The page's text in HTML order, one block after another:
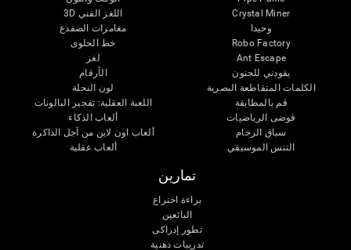
Crystal Miner
وحيدا
Robo Factory
Ant Escape
يقودني للجنون
الكلمات المتقاطعة البصرية
قم بالمطابقة
فوضى الرياضيات
سباق الرخام
التنس الموسيقي
اللغز الفني 3D
مغامرات الضفدع
خط الحلوى
لغز
الأرقام
لون النحلة
اللعبة العقلية: تفجير البالونات
ألعاب الذكاء
ألعاب اون لاين من آجل الذاكرة
ألعاب عقلية
تمارين
براءة اختراع
البائعين
تطور إدراكى
تدريبات ذهنية